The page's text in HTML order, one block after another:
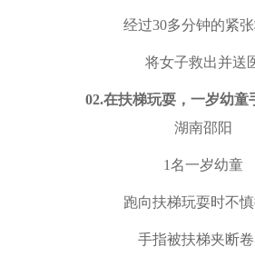
经过30多分钟的紧
将女子救出并送
02.在扶梯玩耍，一岁幼童
湖南邵阳
1名一岁幼童
跑向扶梯玩耍时不慎
手指被扶梯夹断